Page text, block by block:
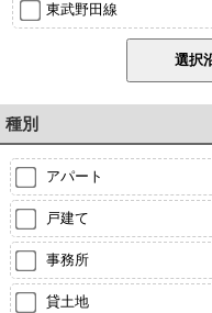
東武野田線
種別
アパート
戸建て
事務所
貸土地